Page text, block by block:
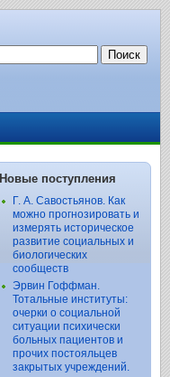
Новые поступления
Г. А. Савостьянов. Как
можно прогнозировать и
измерять историческое
развитие социальных и
биологических
сообществ
Эрвин Гоффман.
Тотальные институты:
очерки о социальной
ситуации психически
больных пациентов и
прочих постояльцев
закрытых учреждений.